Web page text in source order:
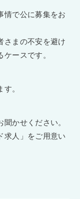
情で公に募集をお
さまの不安を避け
ースです。
。
かせください。
求人」をご用意い